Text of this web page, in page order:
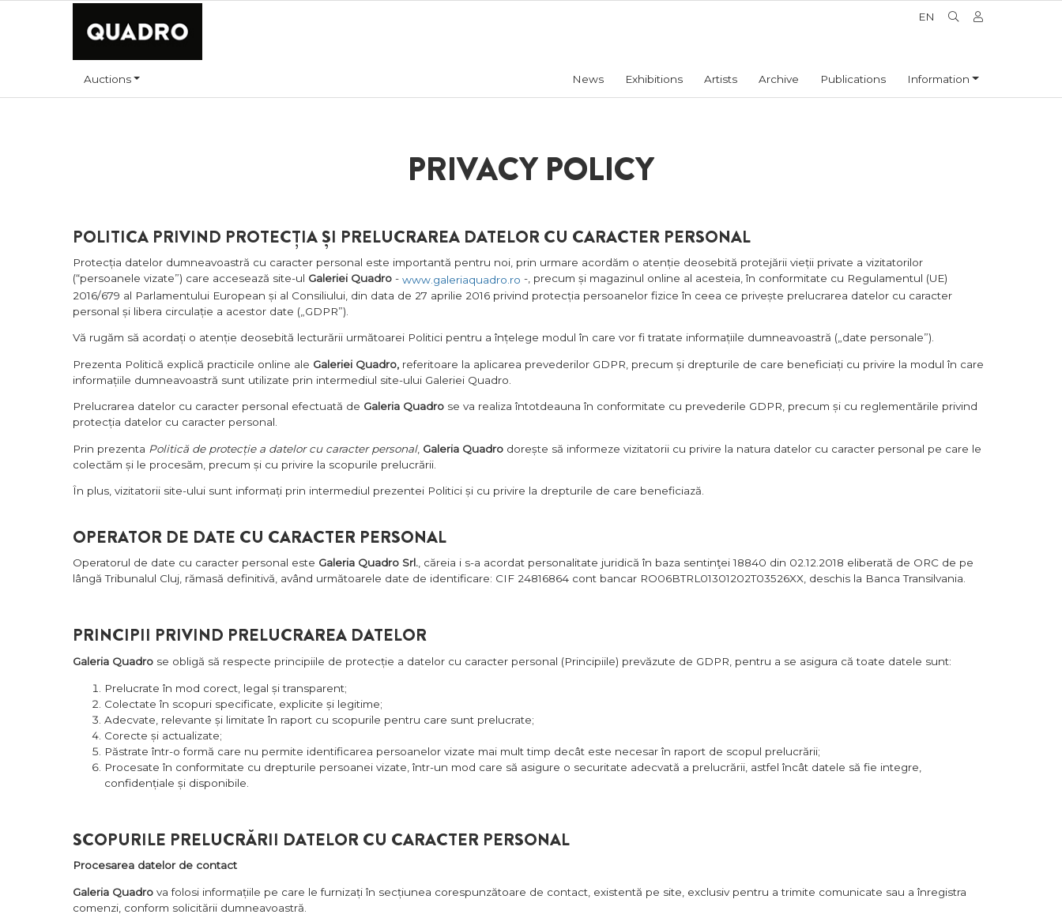
EN
Auctions News Exhibitions Artists Archive Publications Information
PRIVACY POLICY
POLITICA PRIVIND PROTECȚIA ȘI PRELUCRAREA DATELOR CU CARACTER PERSONAL
Protecția datelor dumneavoastră cu caracter personal este importantă pentru noi, prin urmare acordăm o atenție deosebită protejării vieții private a vizitatorilor
(“persoanele vizate”) care accesează site-ul Galeriei Quadro - www.galeriaquadro.ro -, precum și magazinul online al acesteia, în conformitate cu Regulamentul (UE)
2016/679 al Parlamentului European și al Consiliului, din data de 27 aprilie 2016 privind protecția persoanelor fizice în ceea ce privește prelucrarea datelor cu caracter
personal și libera circulație a acestor date („GDPR”).
Vă rugăm să acordați o atenție deosebită lecturării următoarei Politici pentru a înțelege modul în care vor fi tratate informațiile dumneavoastră („date personale”).
Prezenta Politică explică practicile online ale Galeriei Quadro, referitoare la aplicarea prevederilor GDPR, precum și drepturile de care beneficiați cu privire la modul în care
informațiile dumneavoastră sunt utilizate prin intermediul site-ului Galeriei Quadro.
Prelucrarea datelor cu caracter personal efectuată de Galeria Quadro se va realiza întotdeauna în conformitate cu prevederile GDPR, precum și cu reglementările privind
protecția datelor cu caracter personal.
Prin prezenta Politică de protecție a datelor cu caracter personal, Galeria Quadro dorește să informeze vizitatorii cu privire la natura datelor cu caracter personal pe care le
colectăm și le procesăm, precum și cu privire la scopurile prelucrării.
În plus, vizitatorii site-ului sunt informați prin intermediul prezentei Politici și cu privire la drepturile de care beneficiază.
OPERATOR DE DATE CU CARACTER PERSONAL
Operatorul de date cu caracter personal este Galeria Quadro Srl., căreia i s-a acordat personalitate juridică în baza sentinţei 18840 din 02.12.2018 eliberată de ORC de pe
lângă Tribunalul Cluj, rămasă definitivă, având următoarele date de identificare: CIF 24816864 cont bancar RO06BTRL01301202T03526XX, deschis la Banca Transilvania.
PRINCIPII PRIVIND PRELUCRAREA DATELOR
Galeria Quadro se obligă să respecte principiile de protecție a datelor cu caracter personal (Principiile) prevăzute de GDPR, pentru a se asigura că toate datele sunt:
Prelucrate în mod corect, legal și transparent;
Colectate în scopuri specificate, explicite și legitime;
Adecvate, relevante și limitate în raport cu scopurile pentru care sunt prelucrate;
Corecte și actualizate;
Păstrate într-o formă care nu permite identificarea persoanelor vizate mai mult timp decât este necesar în raport de scopul prelucrării;
Procesate în conformitate cu drepturile persoanei vizate, într-un mod care să asigure o securitate adecvată a prelucrării, astfel încât datele să fie integre,
confidențiale și disponibile.
SCOPURILE PRELUCRĂRII DATELOR CU CARACTER PERSONAL
Procesarea datelor de contact
Galeria Quadro va folosi informațiile pe care le furnizați în secțiunea corespunzătoare de contact, existentă pe site, exclusiv pentru a trimite comunicate sau a înregistra
comenzi, conform solicitării dumneavoastră.